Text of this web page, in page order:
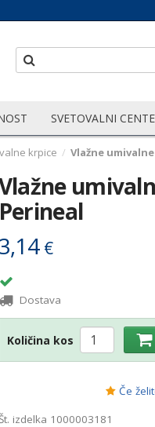
SVETOVALNI
krpice / Vlažne
Perineal
3,14 €
Dostava
Količina kos
Če
izdelka 1000003181